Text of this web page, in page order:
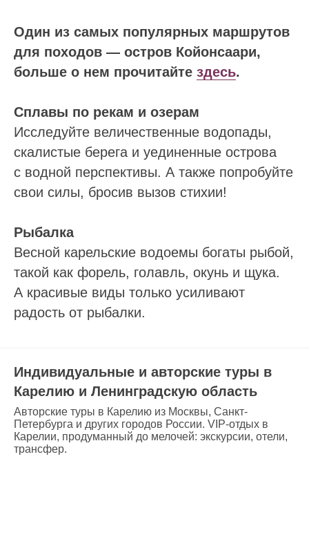
Один из самых популярных маршрутов
для походов — остров Койонсаари,
больше о нем прочитайте здесь.
Сплавы по рекам и озерам
Исследуйте величественные водопады,
скалистые берега и уединенные острова
с водной перспективы. А также попробуйте
свои силы, бросив вызов стихии!
Рыбалка
Весной карельские водоемы богаты рыбой,
такой как форель, голавль, окунь и щука.
А красивые виды только усиливают
радость от рыбалки.
Индивидуальные и авторские туры в
Карелию и Ленинградскую область
Авторские туры в Карелию из Москвы, Санкт-
Петербурга и других городов России. VIP-отдых в
Карелии, продуманный до мелочей: экскурсии, отели,
трансфер.